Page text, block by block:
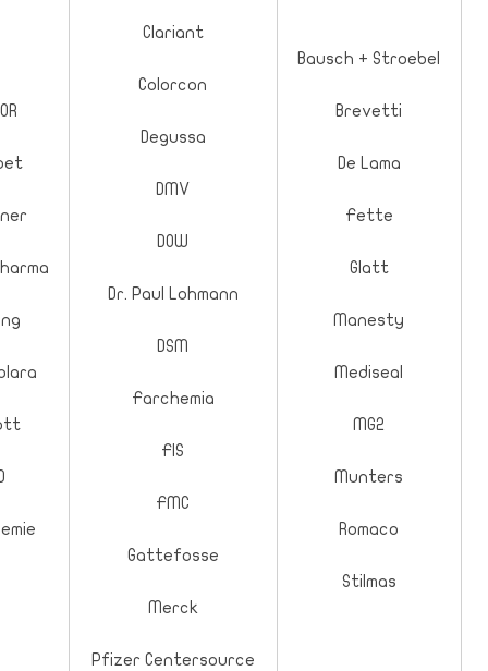
Bausch + Stroebel
Brevetti
De Lama
Fette
Glatt
Manesty
Mediseal
MG2
Munters
Romaco
Stilmas
Clariant
Colorcon
Degussa
DMV
DOW
Dr. Paul Lohmann
DSM
Farchemia
FIS
FMC
Gattefosse
Merck
Pfizer Centersource